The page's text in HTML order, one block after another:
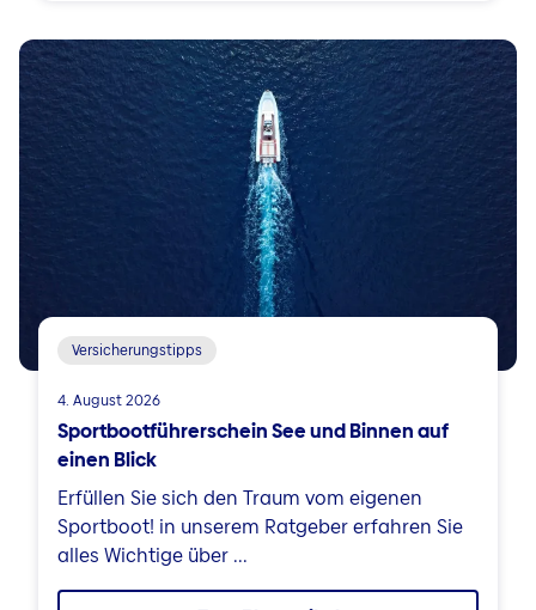
Versicherungstipps
4. August 2026
Sportbootführerschein See und Binnen auf
einen Blick
Erfüllen Sie sich den Traum vom eigenen
Sportboot! in unserem Ratgeber erfahren Sie
alles Wichtige über ...